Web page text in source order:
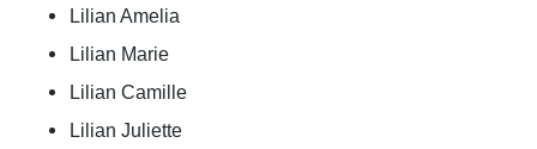
Lilian Amelia
Lilian Marie
Lilian Camille
Lilian Juliette